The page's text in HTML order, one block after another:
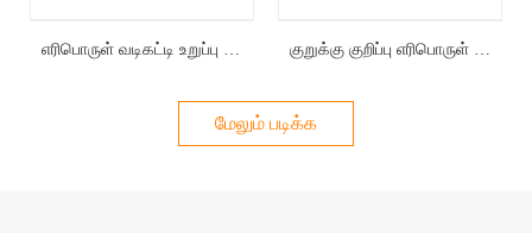
மேலும் படிக்க